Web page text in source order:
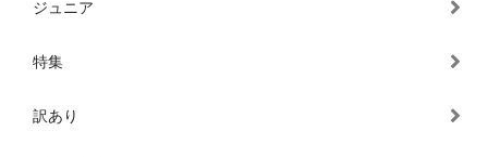
ジュニア
特集
訳あり